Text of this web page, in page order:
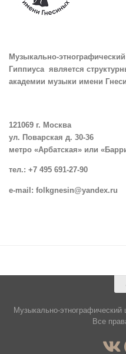
Музыкально-
Гиппиуса является
академии музыки имени
121069 г. Москва
ул. Поварская д. 30-36
метро «Арбатская» или
тел.: +7 495 691-27-90
e-mail: folkgnesin@yandex.ru
Музыкально-
Все